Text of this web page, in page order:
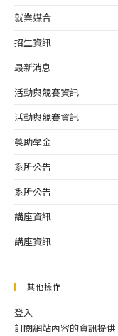
就業媒合
招生資訊
最新消息
活動與競賽資訊
活動與競賽資訊
獎助學金
系所公告
系所公告
講座資訊
講座資訊
其他操作
登入
訂閱網站內容的資訊提供